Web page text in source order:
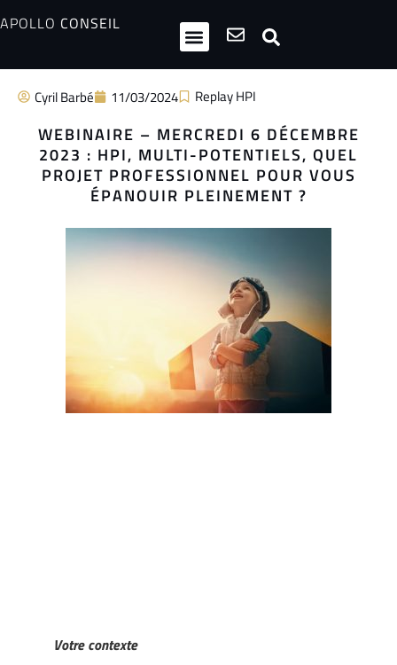
APOLLO CONSEIL
Cyril Barbé 11/03/2024 Replay HPI
WEBINAIRE – MERCREDI 6 DÉCEMBRE
2023 : HPI, MULTI-POTENTIELS, QUEL
PROJET PROFESSIONNEL POUR VOUS
ÉPANOUIR PLEINEMENT ?
Votre contexte